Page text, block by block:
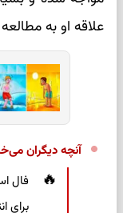
علاقه او به
آنچه دیگران
برای